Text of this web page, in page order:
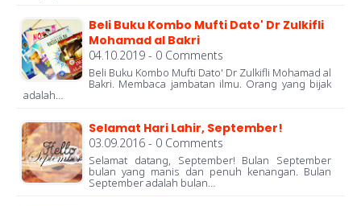
Beli Buku Kombo Mufti Dato' Dr Zulkifli
Mohamad al Bakri
04.10.2019 - 0 Comments
Beli Buku Kombo Mufti Dato' Dr Zulkifli Mohamad al
Bakri. Membaca jambatan ilmu. Orang yang bijak
adalah…
Selamat Hari Lahir, September!
03.09.2016 - 0 Comments
Selamat datang, September! Bulan September
bulan yang manis dan penuh kenangan. Bulan
September adalah bulan…